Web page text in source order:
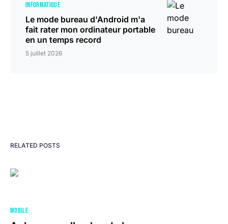
INFORMATIQUE
Le mode bureau d'Android m'a
fait rater mon ordinateur portable
en un temps record
5 juillet 2026
RELATED POSTS
MOBILE